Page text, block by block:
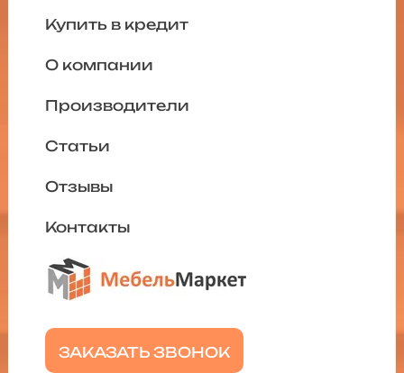
ЗАКАЗАТЬ ЗВОНОК
Купить в кредит
О компании
Производители
Статьи
Отзывы
Контакты